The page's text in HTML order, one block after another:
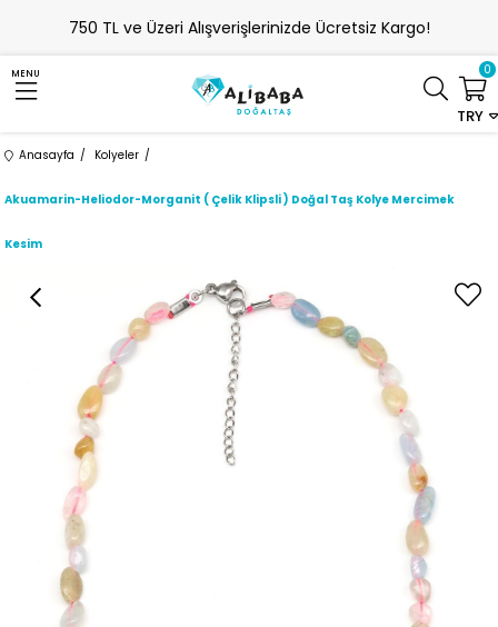
750 TL ve Üzeri Alışverişlerinizde Ücretsiz Kargo!
MENU
TRY
0
Anasayfa Kolyeler
Akuamarin-Heliodor-Morganit ( Çelik Klipsli ) Doğal Taş Kolye Mercimek
Kesim